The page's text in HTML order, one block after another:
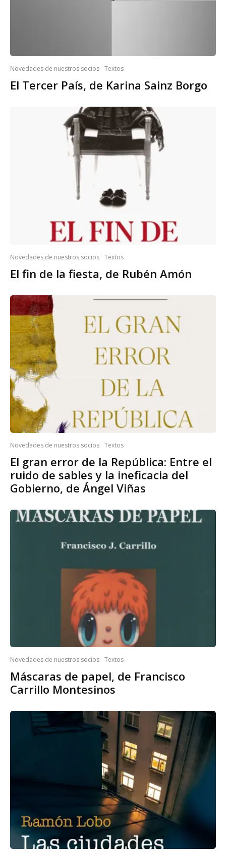
Novedades de nuestros socios Textos
El Tercer País, de Karina Sainz Borgo
Novedades de nuestros socios Textos
El fin de la fiesta, de Rubén Amón
Novedades de nuestros socios Textos
El gran error de la República: Entre el
ruido de sables y la ineficacia del
Gobierno, de Ángel Viñas
Novedades de nuestros socios Textos
Máscaras de papel, de Francisco
Carrillo Montesinos